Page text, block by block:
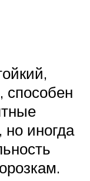
способен
но иногда